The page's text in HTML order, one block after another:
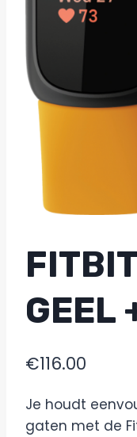
GEEL
€116.00
Je houdt
gaten met de